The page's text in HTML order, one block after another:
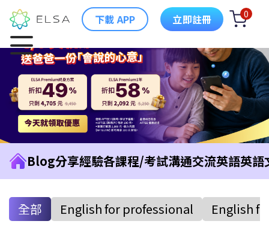
下載 APP 立即註冊 0
Blog分享經驗各課程/考試溝通交流英語英語
全部 English for professional English